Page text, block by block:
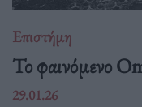
Επιστήμη
Το φαινόμενο
29.01.26